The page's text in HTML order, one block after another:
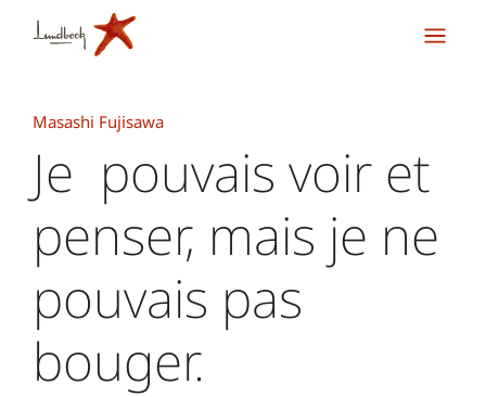
Masashi Fujisawa
Je pouvais voir et
penser, mais je ne
pouvais pas
bouger.